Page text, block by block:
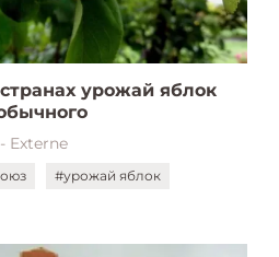
урожай яблок
Externe
#урожай яблок